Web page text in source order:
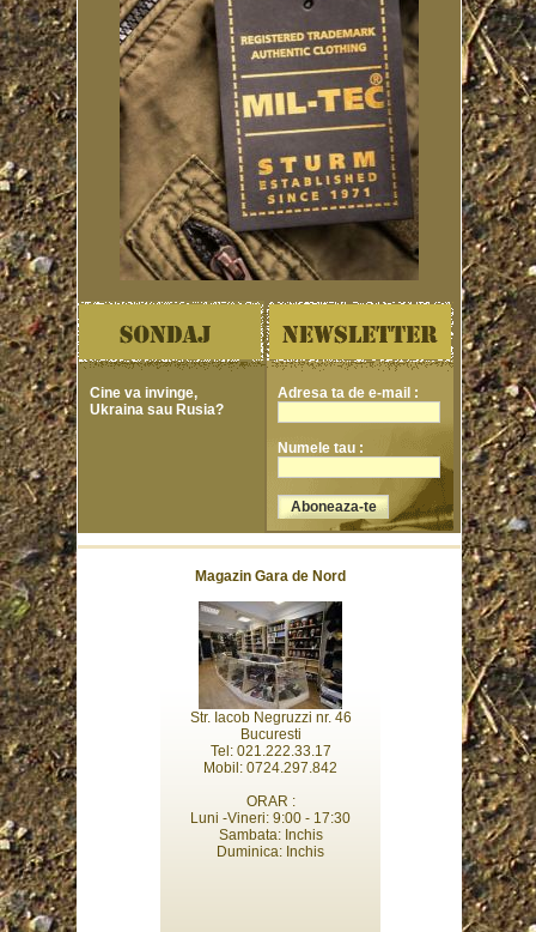
Cine va invinge,
Ukraina sau Rusia?
Adresa ta de e-mail :
Numele tau :
Magazin Gara de Nord
Str. Iacob Negruzzi nr. 46
Bucuresti
Tel: 021.222.33.17
Mobil: 0724.297.842
ORAR :
Luni -Vineri: 9:00 - 17:30
Sambata: Inchis
Duminica: Inchis